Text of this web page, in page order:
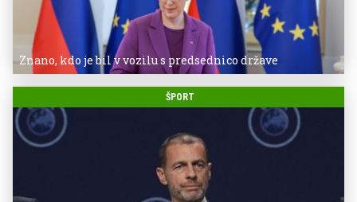
Znano, kdo je bil v vozilu s predsednico države
ŠPORT